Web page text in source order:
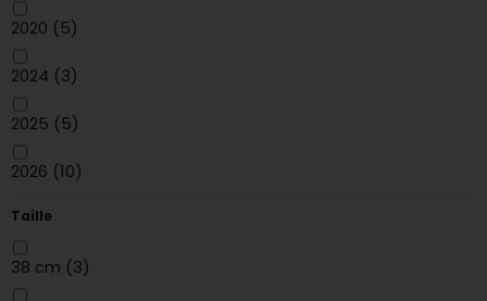
55
56
58
61(6)
S (14)
2020 (5)
2024 (3)
2025 (5)
2026 (10)
Taille
38 cm (3)